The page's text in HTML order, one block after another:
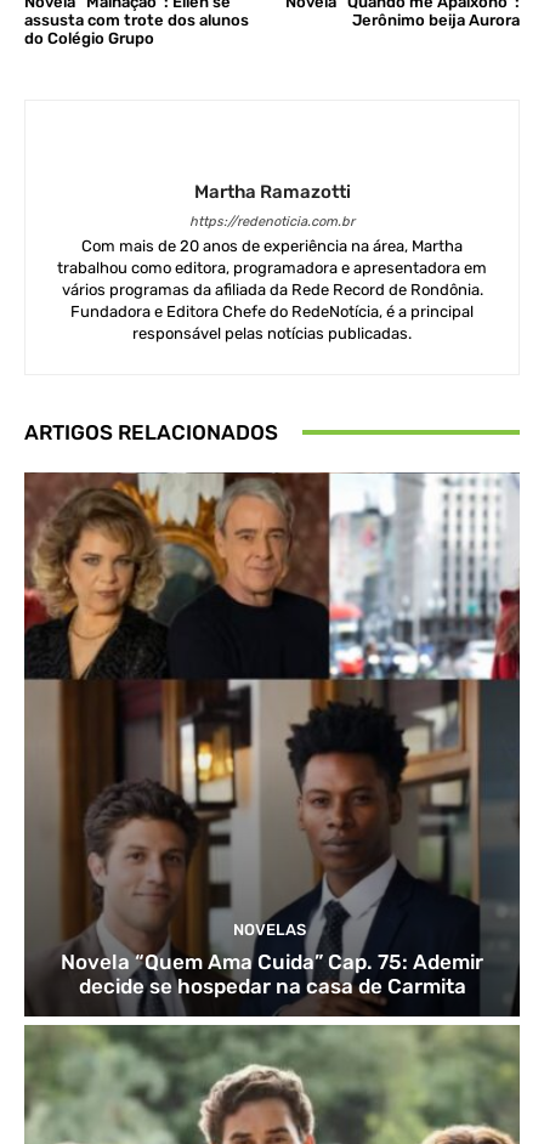
assusta com trote dos alunos
do Colégio Grupo
Jerônimo beija Aurora
Martha Ramazotti
https://redenoticia.com.br
Com mais de 20 anos de experiência na área, Martha
trabalhou como editora, programadora e apresentadora em
vários programas da afiliada da Rede Record de Rondônia.
Fundadora e Editora Chefe do RedeNotícia, é a principal
responsável pelas notícias publicadas.
ARTIGOS RELACIONADOS
NOVELAS
Novela “Quem Ama Cuida” Cap. 75: Ademir
decide se hospedar na casa de Carmita